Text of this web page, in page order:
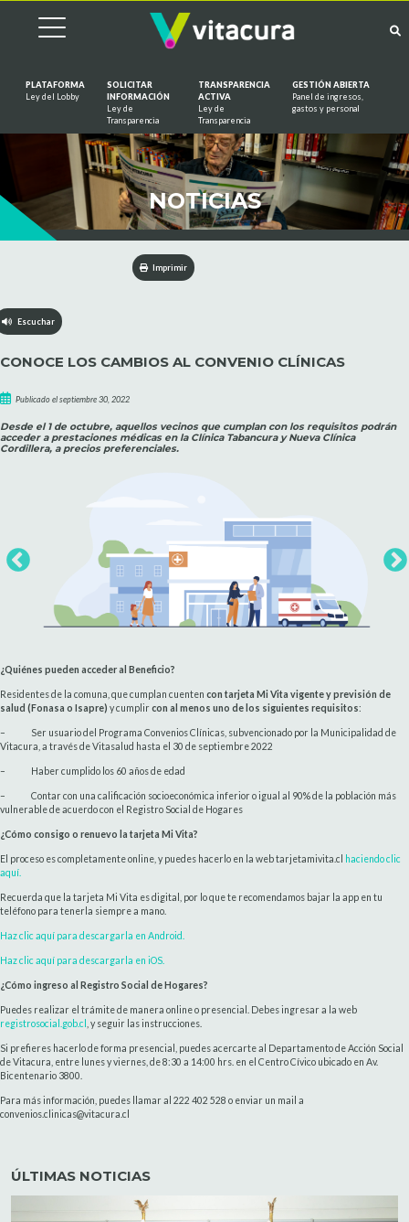
PLATAFORMA
Ley del Lobby
SOLICITAR
INFORMACIÓN
Ley de
Transparencia
TRANSPARENCIA
ACTIVA
Ley de
Transparencia
GESTIÓN ABIERTA
Panel de ingresos,
gastos y personal
NOTICIAS
Imprimir
Escuchar
CONOCE LOS CAMBIOS AL CONVENIO CLÍNICAS
Publicado el septiembre 30, 2022
Desde el 1 de octubre, aquellos vecinos que cumplan con los requisitos podrán
acceder a prestaciones médicas en la Clínica Tabancura y Nueva Clínica
Cordillera, a precios preferenciales.
¿Quiénes pueden acceder al Beneficio?
Residentes de la comuna, que cumplan cuenten con tarjeta Mi Vita vigente y previsión de
salud (Fonasa o Isapre) y cumplircon al menos uno de los siguientes requisitos:
– Ser usuario del Programa Convenios Clínicas, subvencionado por la Municipalidad de
Vitacura, a través de Vitasalud hasta el 30 de septiembre 2022
– Haber cumplido los 60 años de edad
– Contar con una calificación socioeconómica inferior o igual al 90% de la población más
vulnerable de acuerdo con el Registro Social de Hogares
¿Cómo consigo o renuevo la tarjeta Mi Vita?
El proceso es completamente online, y puedes hacerlo en la web tarjetamivita.cl
haciendo clic
aquí.
Recuerda que la tarjeta Mi Vita es digital, por lo que te recomendamos bajar la app en tu
teléfono para tenerla siempre a mano.
Haz clic aquí para descargarla en Android.
Haz clic aquí para descargarla en iOS.
¿Cómo ingreso al Registro Social de Hogares?
Puedes realizar el trámite de manera online o presencial. Debes ingresar a la web
registrosocial.gob.cl
, y seguir las instrucciones.
Si prefieres hacerlo de forma presencial, puedes acercarte al Departamento de Acción Social
de Vitacura, entre lunes y viernes, de 8:30 a 14:00 hrs. en el Centro Cívico ubicado en Av.
Bicentenario 3800.
Para más información, puedes llamar al 222 402 528 o enviar un mail a
convenios.clinicas@vitacura.cl
ÚLTIMAS NOTICIAS